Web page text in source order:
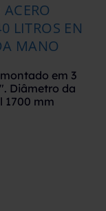
LITROS EN
MANO
em 3
Diâmetro da
1700 mm